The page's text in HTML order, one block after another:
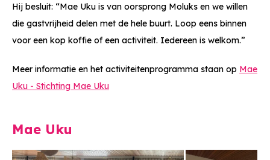
Hij besluit: “Mae Uku is van oorsprong Moluks en we willen
die gastvrijheid delen met de hele buurt. Loop eens binnen
voor een kop koffie of een activiteit. Iedereen is welkom.”
Meer informatie en het activiteitenprogramma staan op Mae
Uku - Stichting Mae Uku
Mae Uku